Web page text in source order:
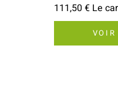
111,50 € Le